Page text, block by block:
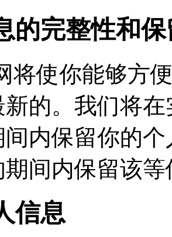
的完整性和保
将使你能够方
新的。我们将
间内保留你的
间内保留该等
信息